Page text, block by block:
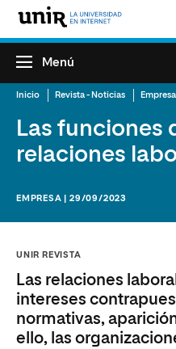
Menú
Inicio Revista - Noticias Empresa
Las funciones
relaciones
EMPRESA | 29/09/2023
UNIR REVISTA
Las relaciones
intereses
normativas,
ello, las